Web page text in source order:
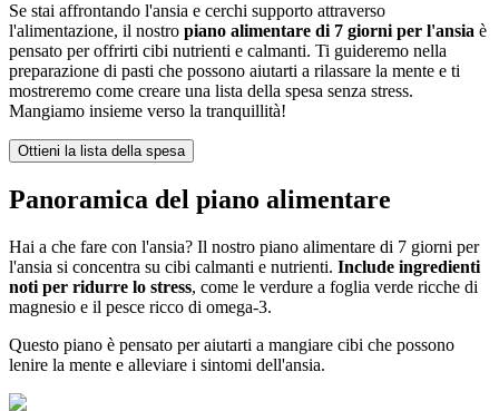
Se stai affrontando l'ansia e cerchi supporto attraverso
l'alimentazione, il nostro piano alimentare di 7 giorni per l'ansia è
pensato per offrirti cibi nutrienti e calmanti. Ti guideremo nella
preparazione di pasti che possono aiutarti a rilassare la mente e ti
mostreremo come creare una lista della spesa senza stress.
Mangiamo insieme verso la tranquillità!
Ottieni la lista della spesa
Panoramica del piano alimentare
Hai a che fare con l'ansia? Il nostro piano alimentare di 7 giorni per
l'ansia si concentra su cibi calmanti e nutrienti. Include ingredienti
noti per ridurre lo stress, come le verdure a foglia verde ricche di
magnesio e il pesce ricco di omega-3.
Questo piano è pensato per aiutarti a mangiare cibi che possono
lenire la mente e alleviare i sintomi dell'ansia.